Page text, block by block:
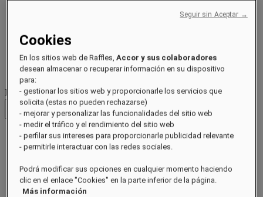
Sustentabilidad de la mano de Raffles
Próximamente
Acerca de
Revista
Destinos
Volver
Asia Pacífico
Volver a Destinos
China
Cookies
En los sitios web de Raffles,Accor y sus colaboradores
desean almacenar o recuperar información en su dispositivo
para:
- gestionar los sitios web y proporcionarle los servicios que
solicita (estas no pueden rechazarse)
- mejorar y personalizar las funcionalidades del sitio web
- medir el tráfico y el rendimiento del sitio web
- perfilar sus intereses para proporcionarle publicidad relevante
- permitirle interactuar con las redes sociales.
Podrá modificar sus opciones en cualquier momento haciendo
clic en el enlace "Cookies" en la parte inferior de la página.
Más información
Seguir sin Aceptar →